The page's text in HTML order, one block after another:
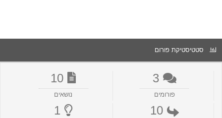
סטטיסטיקת פורום
3
פורומים
10
נושאים
10
1